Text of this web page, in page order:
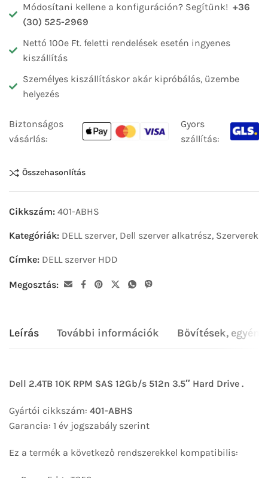
Módosítani kellene a konfiguráción? Segítünk! +36
(30) 525-2969
Nettó 100e Ft. feletti rendelések esetén ingyenes
kiszállítás
Személyes kiszállításkor akár kipróbálás, üzembe
helyezés
Biztonságos
vásárlás:
Gyors
szállítás:
Összehasonlítás
Cikkszám: 401-ABHS
Kategóriák: DELL szerver, Dell szerver alkatrész, Szerverek
Címke: DELL szerver HDD
Megosztás:
Leírás További információk Bővítések,
Dell 2.4TB 10K RPM SAS 12Gb/s 512n 3.5″ Hard Drive .
Gyártói cikkszám: 401-ABHS
Garancia: 1 év jogszabály szerint
Ez a termék a következő rendszerekkel kompatibilis: